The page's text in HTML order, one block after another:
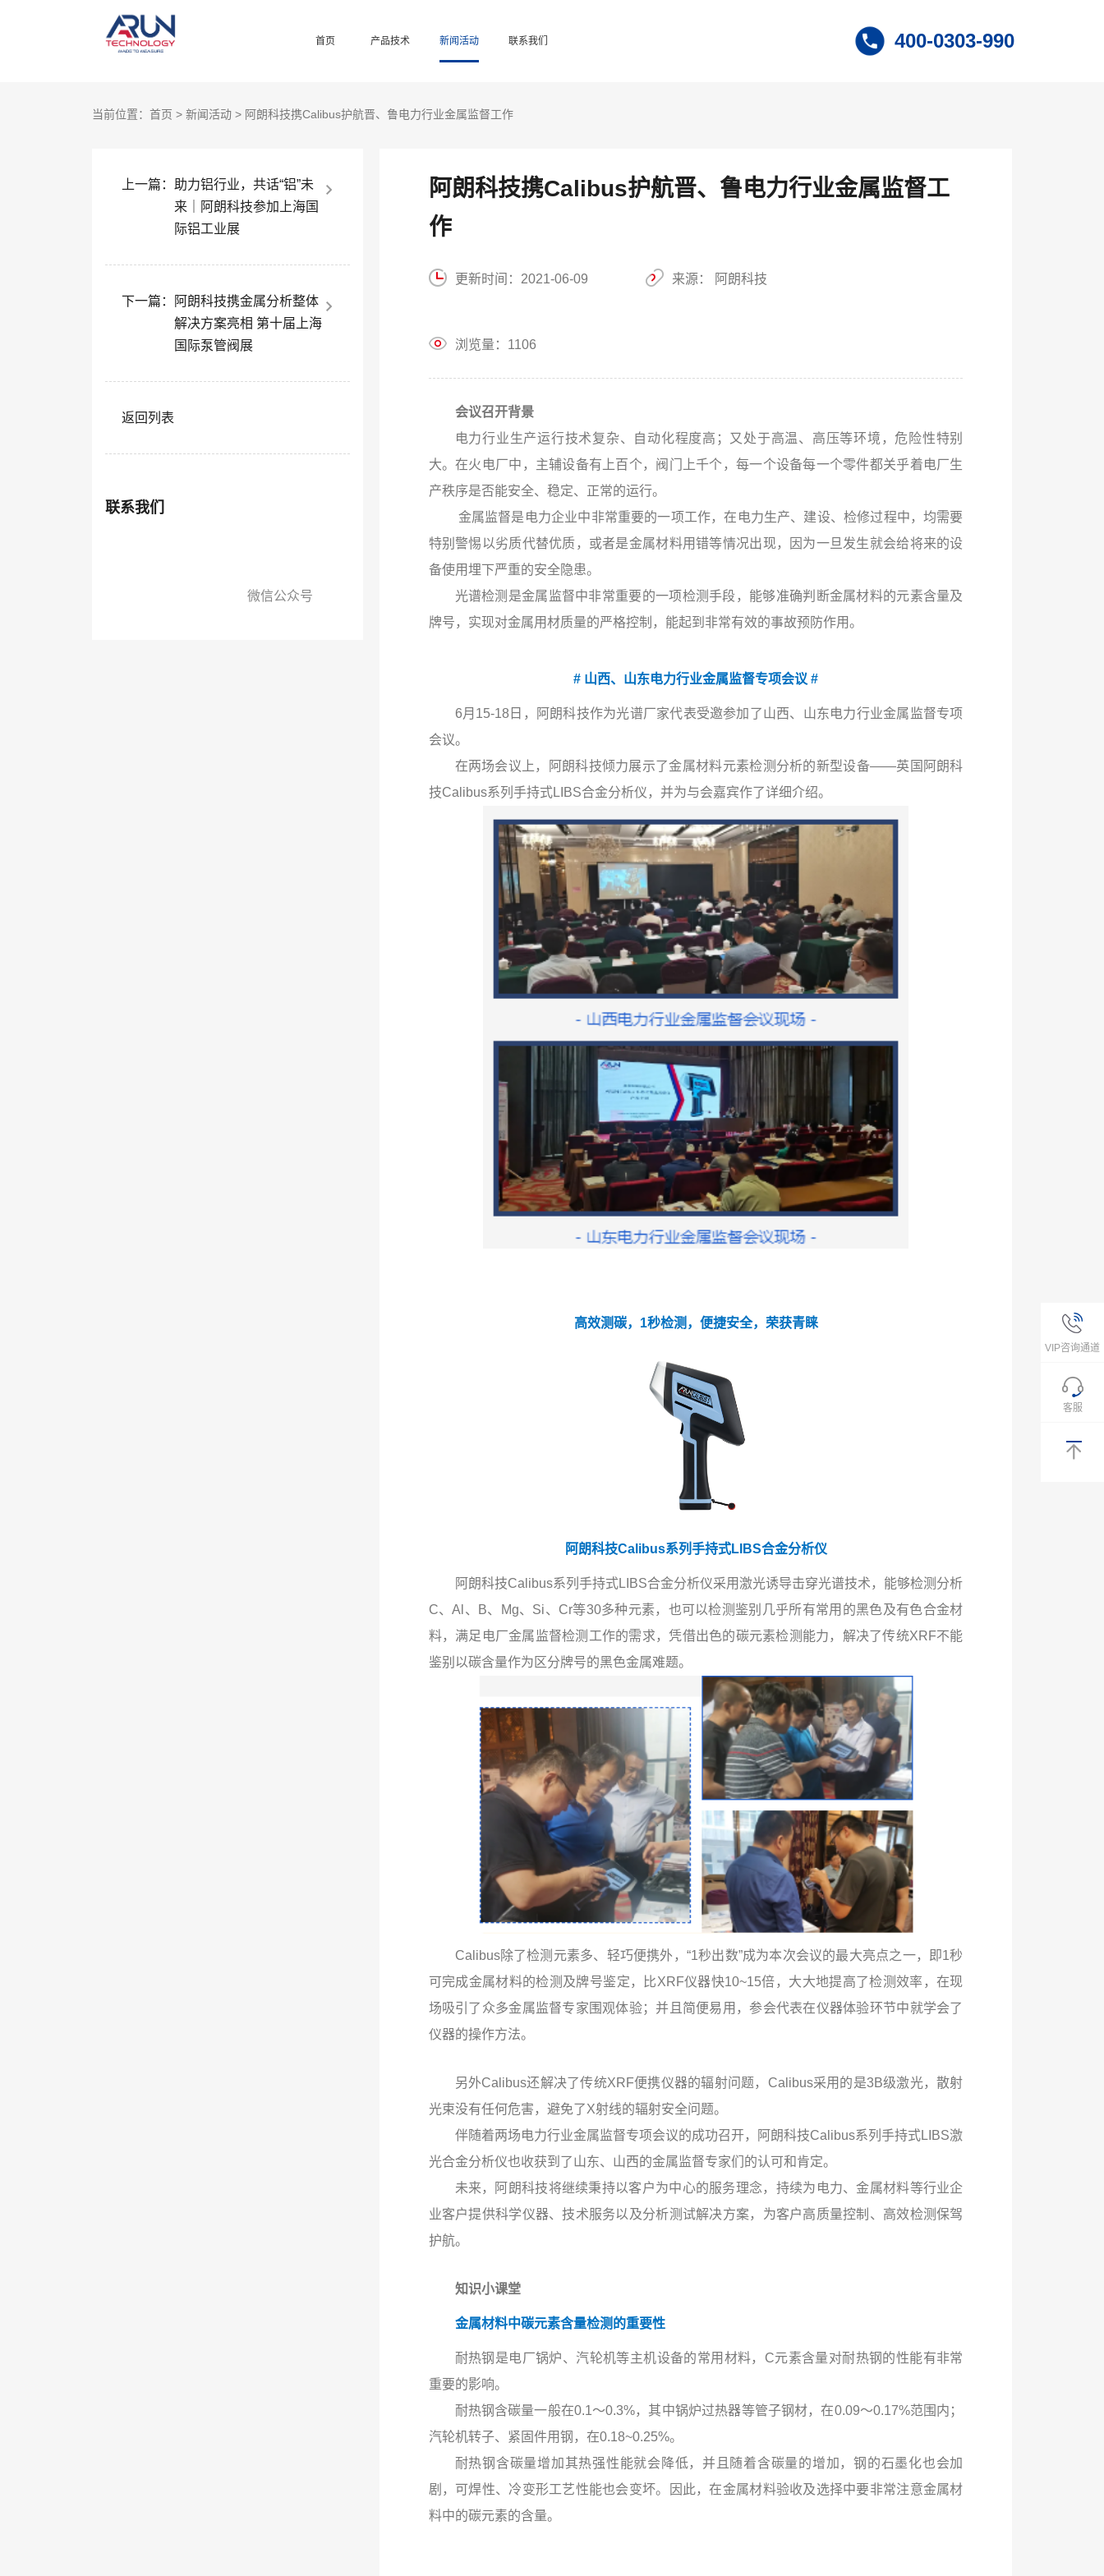
首页 产品技术 新闻活动 联系我们 400-0303-990
当前位置： 首页 > 新闻活动> 阿朗科技携Calibus护航晋、鲁电力行业金属监督工作
阿朗科技携Calibus护航晋、鲁电力行业金属监督工
作
更新时间： 2021-06-09 来源： 阿朗科技
浏览量： 1106
会议召开背景
电力行业生产运行技术复杂、自动化程度高；又处于高温、高压等环境，危险性特别
大。在火电厂中，主辅设备有上百个，阀门上千个，每一个设备每一个零件都关乎着电厂生
产秩序是否能安全、稳定、正常的运行。
金属监督是电力企业中非常重要的一项工作，在电力生产、建设、检修过程中，均需要
特别警惕以劣质代替优质，或者是金属材料用错等情况出现，因为一旦发生就会给将来的设
备使用埋下严重的安全隐患。
光谱检测是金属监督中非常重要的一项检测手段，能够准确判断金属材料的元素含量及
牌号，实现对金属用材质量的严格控制，能起到非常有效的事故预防作用。
# 山西、山东电力行业金属监督专项会议 #
6月15-18日，阿朗科技作为光谱厂家代表受邀参加了山西、山东电力行业金属监督专项
会议。
在两场会议上，阿朗科技倾力展示了金属材料元素检测分析的新型设备——英国阿朗科
技Calibus系列手持式LIBS合金分析仪，并为与会嘉宾作了详细介绍。
高效测碳，1秒检测，便捷安全，荣获青睐
阿朗科技Calibus系列手持式LIBS合金分析仪
阿朗科技Calibus系列手持式LIBS合金分析仪采用激光诱导击穿光谱技术，能够检测分析
C、Al、B、Mg、Si、Cr等30多种元素，也可以检测鉴别几乎所有常用的黑色及有色合金材
料，满足电厂金属监督检测工作的需求，凭借出色的碳元素检测能力，解决了传统XRF不能
鉴别以碳含量作为区分牌号的黑色金属难题。
Calibus除了检测元素多、轻巧便携外，“1秒出数”成为本次会议的最大亮点之一，即1秒
可完成金属材料的检测及牌号鉴定，比XRF仪器快10~15倍，大大地提高了检测效率，在现
场吸引了众多金属监督专家围观体验；并且简便易用，参会代表在仪器体验环节中就学会了
仪器的操作方法。
另外Calibus还解决了传统XRF便携仪器的辐射问题，Calibus采用的是3B级激光，散射
光束没有任何危害，避免了X射线的辐射安全问题。
伴随着两场电力行业金属监督专项会议的成功召开，阿朗科技Calibus系列手持式LIBS激
光合金分析仪也收获到了山东、山西的金属监督专家们的认可和肯定。
未来，阿朗科技将继续秉持以客户为中心的服务理念，持续为电力、金属材料等行业企
业客户提供科学仪器、技术服务以及分析测试解决方案，为客户高质量控制、高效检测保驾
护航。
知识小课堂
金属材料中碳元素含量检测的重要性
耐热钢是电厂锅炉、汽轮机等主机设备的常用材料，C元素含量对耐热钢的性能有非常
重要的影响。
耐热钢含碳量一般在0.1～0.3%，其中锅炉过热器等管子钢材，在0.09～0.17%范围内；
汽轮机转子、紧固件用钢，在0.18~0.25%。
耐热钢含碳量增加其热强性能就会降低，并且随着含碳量的增加，钢的石墨化也会加
剧，可焊性、冷变形工艺性能也会变坏。因此，在金属材料验收及选择中要非常注意金属材
料中的碳元素的含量。
上一篇： 助力铝行业，共话“铝”未
来｜阿朗科技参加上海国
际铝工业展
下一篇：
阿朗科技携金属分析整体
解决方案亮相 第十届上海
国际泵管阀展
返回列表
联系我们
微信公众号
VIP咨询通道
客服